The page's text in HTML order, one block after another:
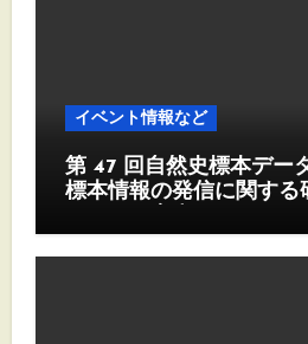
イベント情報など
第 47 回自然史標本デー
標本情報の発信に関する